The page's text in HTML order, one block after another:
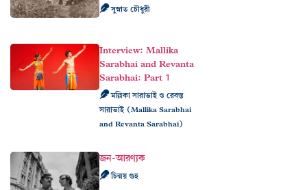
সুস্নাত চৌধুরী
Interview: Mallika
Sarabhai and Revanta
Sarabhai: Part 1
মল্লিকা সারাভাই ও রেবন্ত
সারাভাই (Mallika Sarabhai
and Revanta Sarabhai)
জন-আরণ্যক
চিন্ময় গুহ